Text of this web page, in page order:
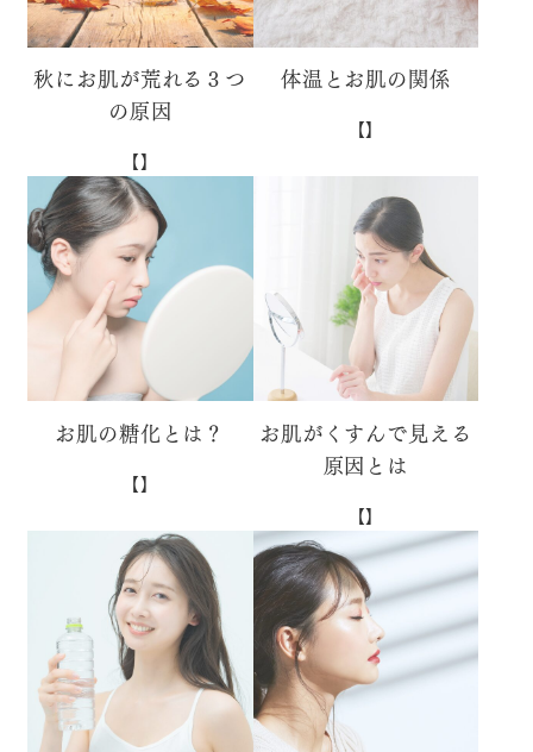
秋にお肌が荒れる３つ
の原因
【】
体温とお肌の関係
【】
お肌の糖化とは？
【】
お肌がくすんで見える
原因とは
【】